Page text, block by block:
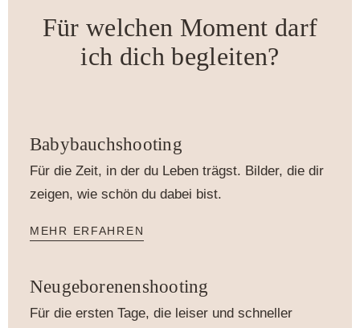
Für welchen Moment darf
ich dich begleiten?
Babybauchshooting
Für die Zeit, in der du Leben trägst. Bilder, die dir
zeigen, wie schön du dabei bist.
MEHR ERFAHREN
Neugeborenenshooting
Für die ersten Tage, die leiser und schneller